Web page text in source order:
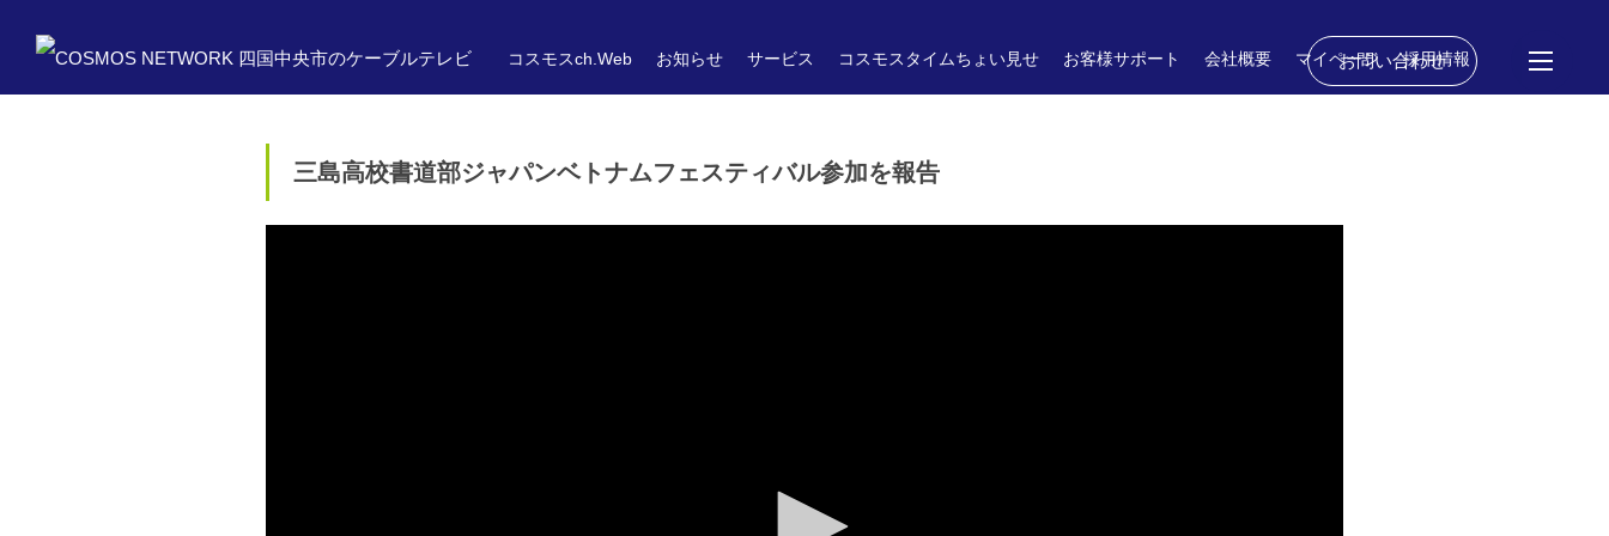
お問い合わせ
コスモスch.Web お知らせ サービス コスモスタイムちょい見せ お客様サポート 会社概要 マイページ 採用情報
三島高校書道部ジャパンベトナムフェスティバル参加を報告